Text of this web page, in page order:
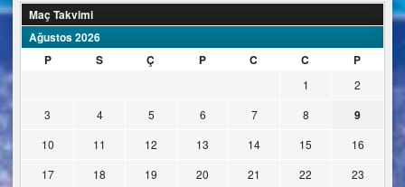
Maç Takvimi
Ağustos 2026
P
S Ç P C C P
1
2
3
4 5 6 7 8 9
10 11 12 13 14 15
16
17
18 19 20 21 22
23